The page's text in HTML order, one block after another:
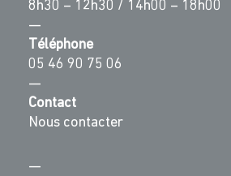
8h30 – 12h30 / 14h00 – 18h00
—
Téléphone
05 46 90 75 06
—
Contact
Nous contacter
—